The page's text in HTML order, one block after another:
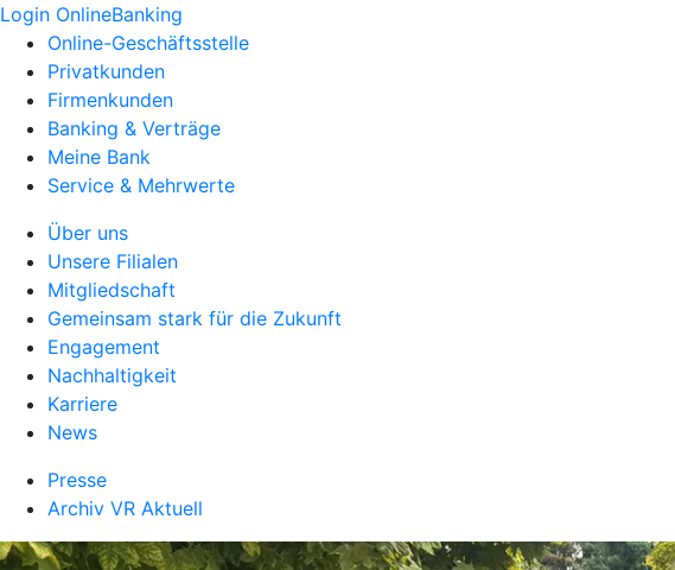
Login OnlineBanking
Online-Geschäftsstelle
Privatkunden
Firmenkunden
Banking & Verträge
Meine Bank
Service & Mehrwerte
Über uns
Unsere Filialen
Mitgliedschaft
Gemeinsam stark für die Zukunft
Engagement
Nachhaltigkeit
Karriere
News
Presse
Archiv VR Aktuell